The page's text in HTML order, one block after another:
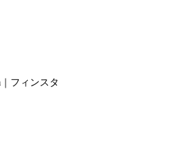
フィンスタ